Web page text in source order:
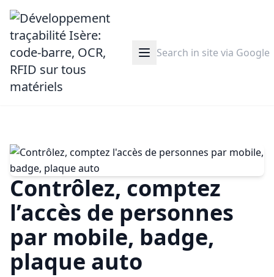
Contrôlez, comptez
l’accès de personnes
par mobile, badge,
plaque auto